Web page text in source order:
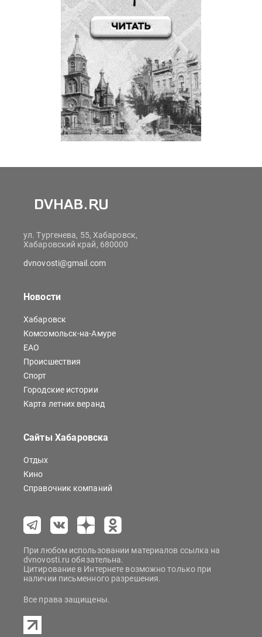
ул. Тургенева, 55, Хабаровск,
Хабаровский край, 680000
dvnovosti@gmail.com
Новости
Хабаровск
Комсомольск-на-Амуре
ЕАО
Происшествия
Спорт
Городские истории
Карта летних веранд
Сайты Хабаровска
Отдых
Кино
Справочник компаний
При любом использовании материалов ссылка на
dvnovosti.ru обязательна.
Цитирование в Интернете возможно только при
наличии письменного разрешения.
Все права защищены.